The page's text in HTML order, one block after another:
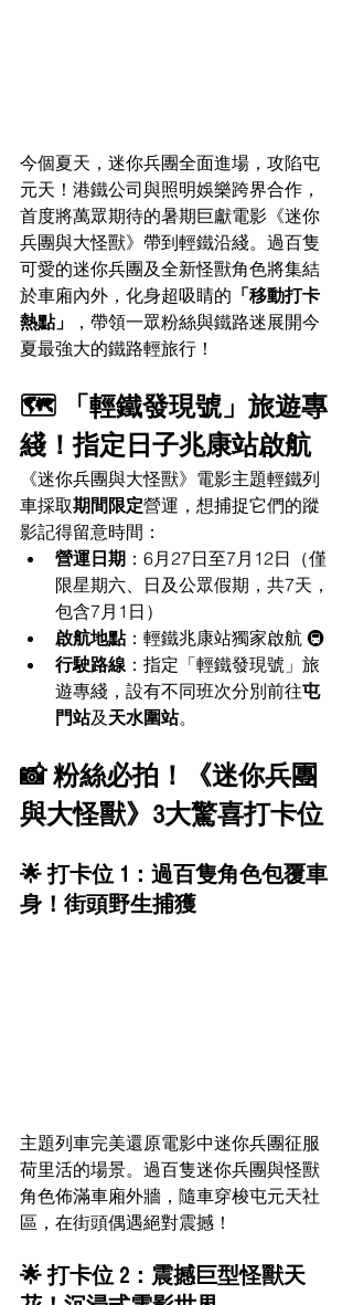
今個夏天，迷你兵團全面進場，攻陷屯
元天！港鐵公司與照明娛樂跨界合作，
首度將萬眾期待的暑期巨獻電影《迷你
兵團與大怪獸》帶到輕鐵沿綫。過百隻
可愛的迷你兵團及全新怪獸角色將集結
於車廂內外，化身超吸睛的 「移動打卡
熱點」
，帶領一眾粉絲與鐵路迷展開今
夏最強大的鐵路輕旅行！
🗺️ 「輕鐵發現號」旅遊專
綫！指定日子兆康站啟航
《迷你兵團與大怪獸》電影主題輕鐵列
車採取期間限定營運，想捕捉它們的蹤
影記得留意時間：
營運日期 ：6月27日至7月12日（僅
限星期六、日及公眾假期，共7天，
包含7月1日）
啟航地點：輕鐵兆康站獨家啟航 🚇
行駛路線 ：指定「輕鐵發現號」旅
遊專綫，設有不同班次分別前往屯
門站及 天水圍站。
📸 粉絲必拍！《迷你兵團
與大怪獸》3大驚喜打卡位
🌟 打卡位 1：過百隻角色包覆車
身！街頭野生捕獲
主題列車完美還原電影中迷你兵團征服
荷里活的場景。過百隻迷你兵團與怪獸
角色佈滿車廂外牆，隨車穿梭屯元天社
區，在街頭偶遇絕對震撼！
🌟 打卡位 2：震撼巨型怪獸天